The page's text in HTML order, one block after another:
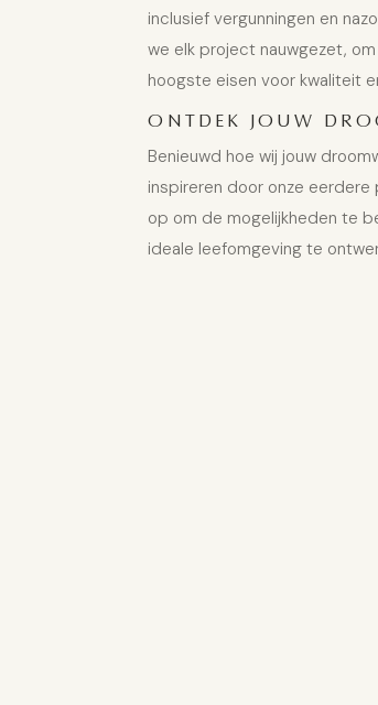
inclusief vergunningen en
we elk project nauwgezet,
hoogste eisen voor kwaliteit
ONTDEK JOUW
Benieuwd hoe wij jouw
inspireren door onze
op om de mogelijkheden te
ideale leefomgeving te